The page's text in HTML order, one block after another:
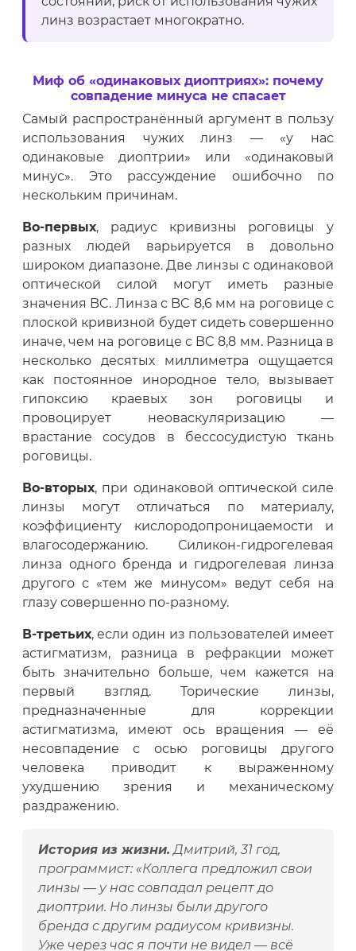
линз возрастает многократно.
Миф об «одинаковых диоптриях»: почему
совпадение минуса не спасает
Самый распространённый аргумент в пользу
использования чужих линз — «у нас
одинаковые диоптрии» или «одинаковый
минус». Это рассуждение ошибочно по
нескольким причинам.
Во-первых, радиус кривизны роговицы у
разных людей варьируется в довольно
широком диапазоне. Две линзы с одинаковой
оптической силой могут иметь разные
значения BC. Линза с BC 8,6 мм на роговице с
плоской кривизной будет сидеть совершенно
иначе, чем на роговице с BC 8,8 мм. Разница в
несколько десятых миллиметра ощущается
как постоянное инородное тело, вызывает
гипоксию краевых зон роговицы и
провоцирует неоваскуляризацию —
врастание сосудов в бессосудистую ткань
роговицы.
Во-вторых, при одинаковой оптической силе
линзы могут отличаться по материалу,
коэффициенту кислородопроницаемости и
влагосодержанию. Силикон-гидрогелевая
линза одного бренда и гидрогелевая линза
другого с «тем же минусом» ведут себя на
глазу совершенно по-разному.
В-третьих, если один из пользователей имеет
астигматизм, разница в рефракции может
быть значительно больше, чем кажется на
первый взгляд. Торические линзы,
предназначенные для коррекции
астигматизма, имеют ось вращения — её
несовпадение с осью роговицы другого
человека приводит к выраженному
ухудшению зрения и механическому
раздражению.
История из жизни. Дмитрий, 31 год,
программист: «Коллега предложил свои
линзы — у нас совпадал рецепт до
диоптрии. Но линзы были другого
бренда с другим радиусом кривизны.
Уже через час я почти не видел — всё